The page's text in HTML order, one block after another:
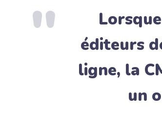
éditeurs
ligne, la
un